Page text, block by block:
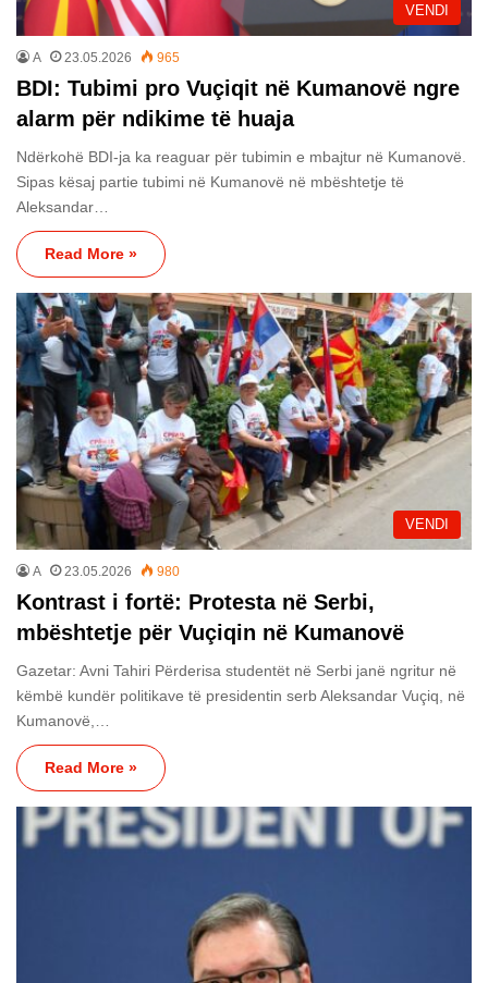
VENDI
A 23.05.2026 965
BDI: Tubimi pro Vuçiqit në Kumanovë ngre
alarm për ndikime të huaja
Ndërkohë BDI-ja ka reaguar për tubimin e mbajtur në Kumanovë.
Sipas kësaj partie tubimi në Kumanovë në mbështetje të
Aleksandar…
Read More »
VENDI
A 23.05.2026 980
Kontrast i fortë: Protesta në Serbi,
mbështetje për Vuçiqin në Kumanovë
Gazetar: Avni Tahiri Përderisa studentët në Serbi janë ngritur në
këmbë kundër politikave të presidentin serb Aleksandar Vuçiq, në
Kumanovë,…
Read More »